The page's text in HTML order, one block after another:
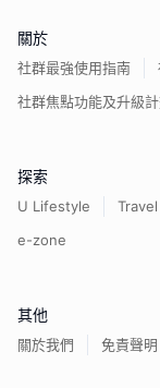
關於
社群最強使用指南
社群焦點功能及升級
探索
U Lifestyle Travel
e-zone
其他
關於我們 免責聲明